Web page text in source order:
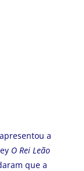
a
O Rei Leão
que a